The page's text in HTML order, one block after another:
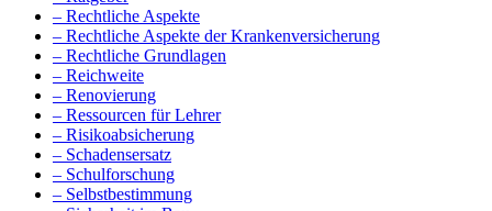
– Rechtliche Aspekte
– Rechtliche Aspekte der Krankenversicherung
– Rechtliche Grundlagen
– Reichweite
– Renovierung
– Ressourcen für Lehrer
– Risikoabsicherung
– Schadensersatz
– Schulforschung
– Selbstbestimmung